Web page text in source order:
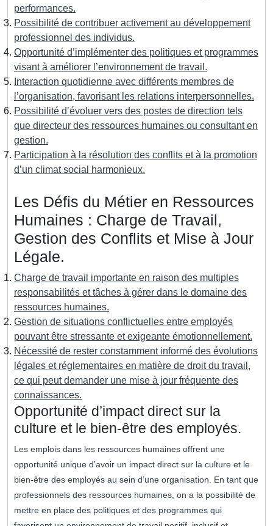
performances.
Possibilité de contribuer activement au développement
professionnel des individus.
Opportunité d’implémenter des politiques et programmes
visant à améliorer l’environnement de travail.
Interaction quotidienne avec différents membres de
l’organisation, favorisant les relations interpersonnelles.
Possibilité d’évoluer vers des postes de direction tels
que directeur des ressources humaines ou consultant en
gestion.
Participation à la résolution des conflits et à la promotion
d’un climat social harmonieux.
Les Défis du Métier en Ressources
Humaines : Charge de Travail,
Gestion des Conflits et Mise à Jour
Légale.
Charge de travail importante en raison des multiples
responsabilités et tâches à gérer dans le domaine des
ressources humaines.
Gestion de situations conflictuelles entre employés
pouvant être stressante et exigeante émotionnellement.
Nécessité de rester constamment informé des évolutions
légales et réglementaires en matière de droit du travail,
ce qui peut demander une mise à jour fréquente des
connaissances.
Opportunité d’impact direct sur la
culture et le bien-être des employés.
Les emplois dans les ressources humaines offrent une
opportunité unique d’avoir un impact direct sur la culture et le
bien-être des employés au sein d’une organisation. En tant que
professionnels des ressources humaines, on a la possibilité de
mettre en place des politiques et des programmes qui